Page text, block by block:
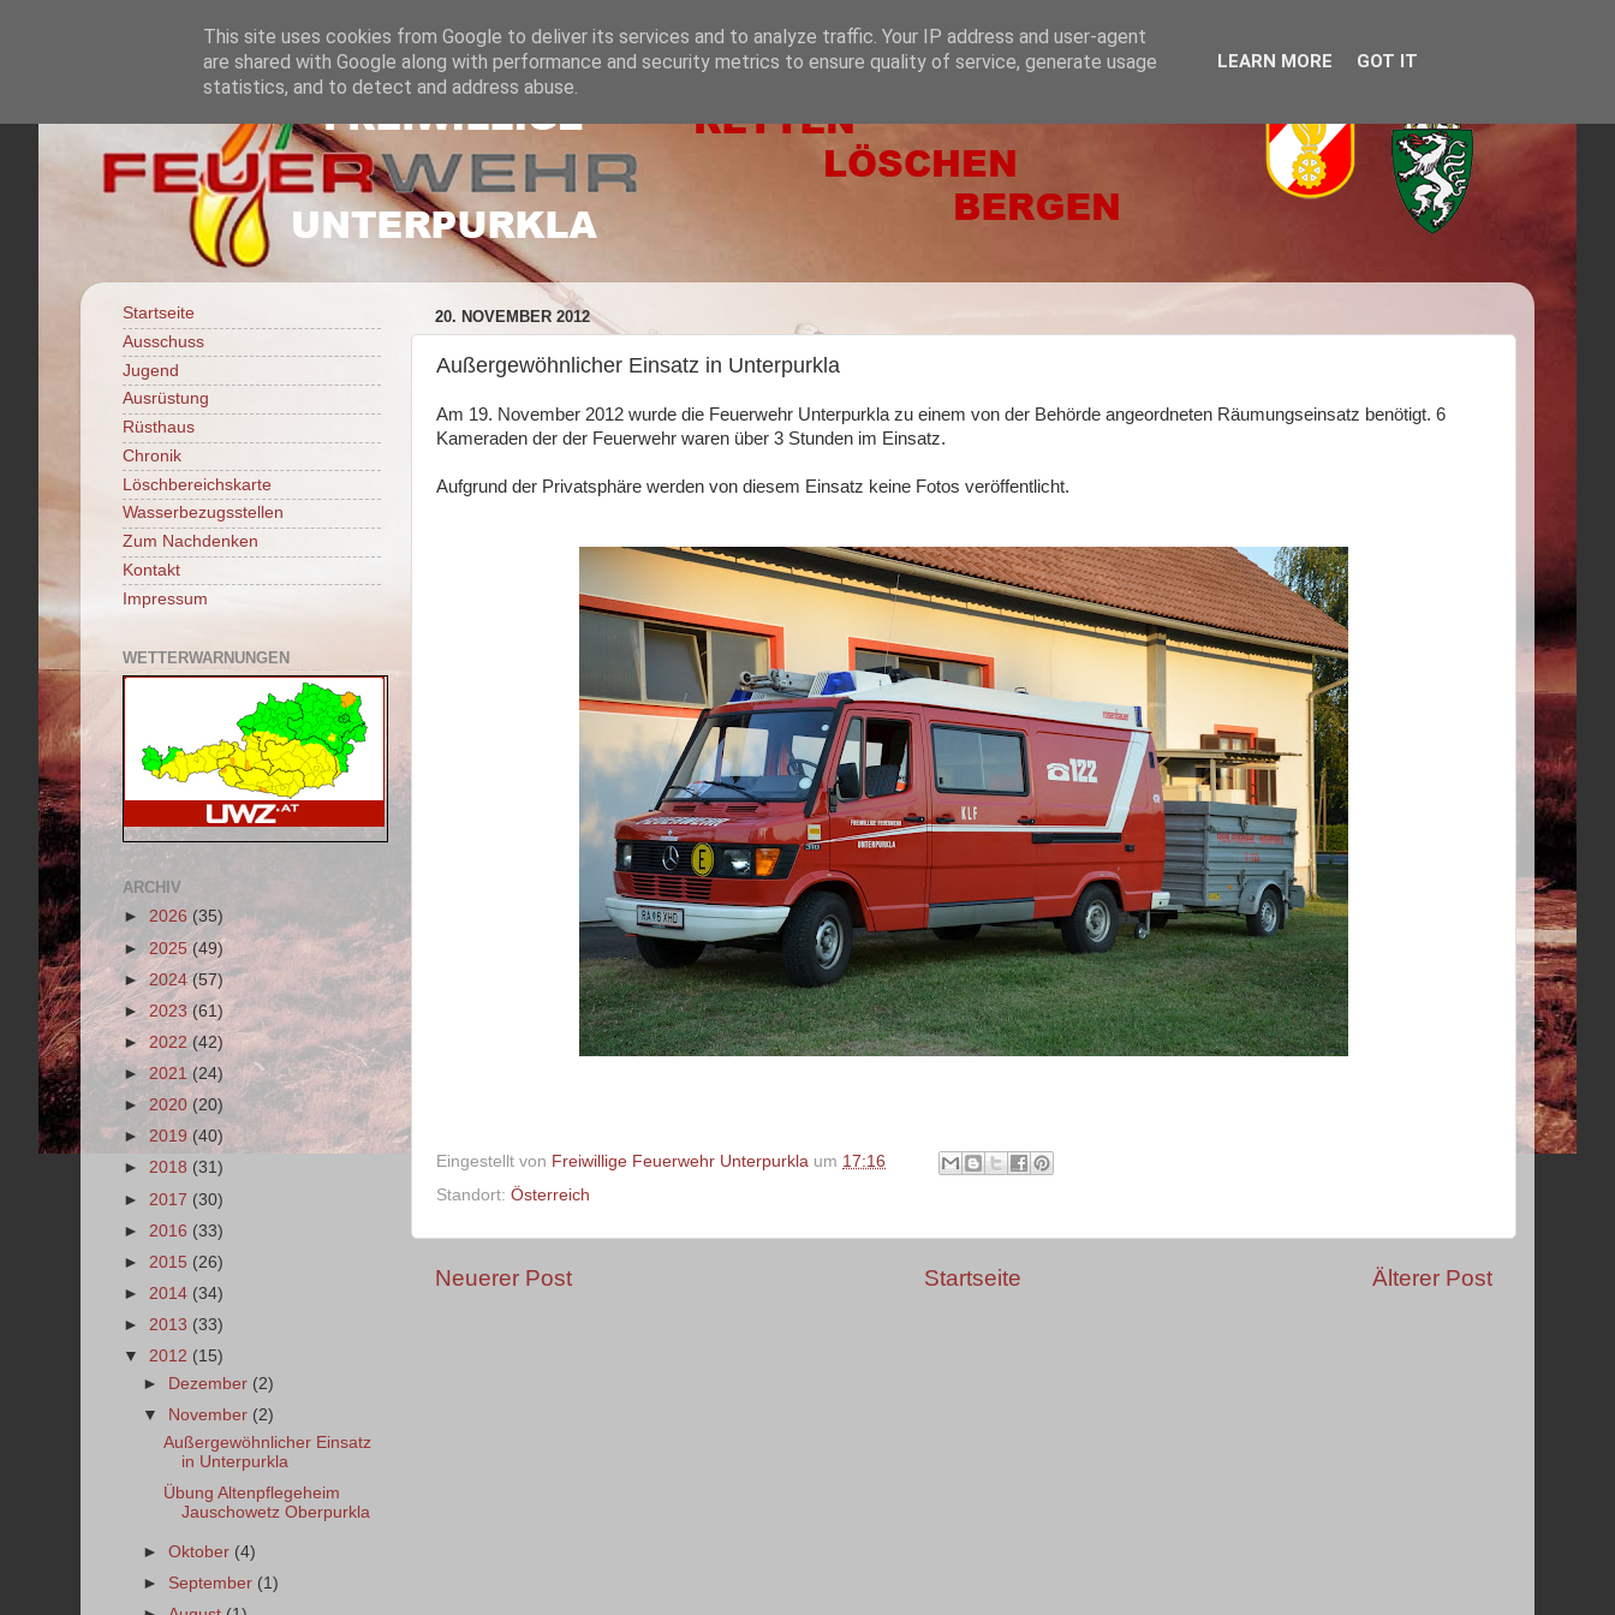
20. NOVEMBER 2012
Außergewöhnlicher Einsatz in Unterpurkla
Am 19. November 2012 wurde die Feuerwehr Unterpurkla zu einem von der Behörde angeordneten Räumungseinsatz benötigt. 6
Kameraden der der Feuerwehr waren über 3 Stunden im Einsatz.
Aufgrund der Privatsphäre werden von diesem Einsatz keine Fotos veröffentlicht.
Eingestellt von Freiwillige Feuerwehr Unterpurkla um 17:16
Standort: Österreich
Neuerer Post Älterer Post
Startseite
Startseite
Ausschuss
Jugend
Ausrüstung
Rüsthaus
Chronik
Löschbereichskarte
Wasserbezugsstellen
Zum Nachdenken
Kontakt
Impressum
WETTERWARNUNGEN
ARCHIV
► 2026 (35)
► 2025(49)
►2024(57)
► 2023 (61)
► 2022(42)
►2021(24)
► 2020 (20)
► 2019 (40)
► 2018 (31)
► 2017 (30)
► 2016 (33)
► 2015 (26)
► 2014 (34)
► 2013 (33)
▼ 2012 (15)
►
Dezember (2)
▼
November (2)
Außergewöhnlicher Einsatz
in Unterpurkla
Übung Altenpflegeheim
Jauschowetz Oberpurkla
►Oktober (4)
► September (1)
This site uses cookies from Google to deliver its services and to analyze traffic. Your IP address and user-agent
are shared with Google along with performance and security metrics to ensure quality of service, generate usage
statistics, and to detect and address abuse.
LEARN MORE GOT IT